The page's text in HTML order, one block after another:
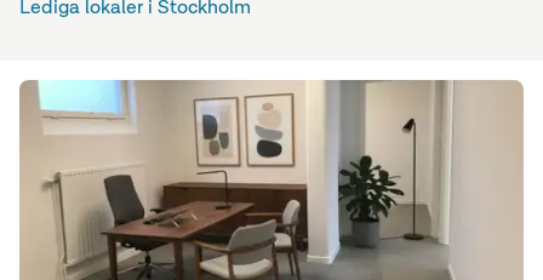
Lediga lokaler i Stockholm